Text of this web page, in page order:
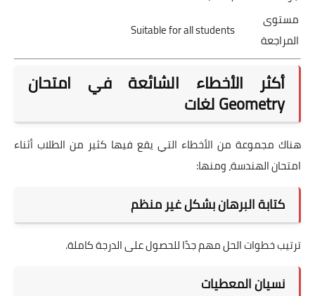
مستوى
المراجعة
Suitable for all students
أكثر الأخطاء الشائعة في امتحان
Geometry لغات
هناك مجموعة من الأخطاء التي يقع فيها كثير من الطلاب أثناء
امتحان الهندسة، ومنها:
كتابة البرهان بشكل غير منظم
ترتيب خطوات الحل مهم جدًا للحصول على الدرجة كاملة.
نسيان المعطيات